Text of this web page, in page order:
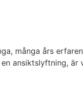
många års
ansiktslyftning,